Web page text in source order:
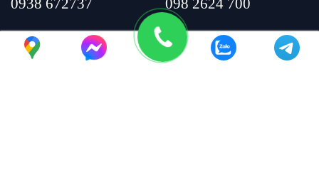
0938 672737
098 2624 700